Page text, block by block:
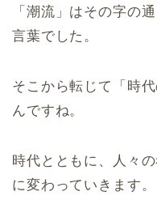
「潮流」はその字の
言葉でした。
そこから転じて「時
んですね。
時代とともに、人々
に変わっていきます。